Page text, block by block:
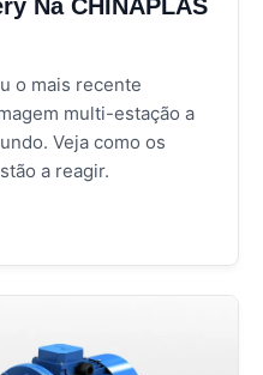
Na CHINAPLAS
o mais recente
multi-estação a
Veja como os
a reagir.